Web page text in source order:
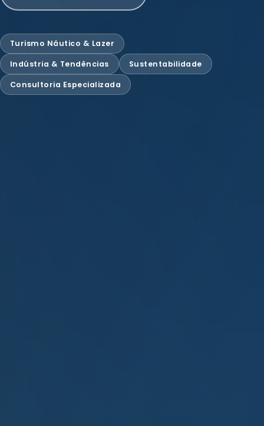
Turismo Náutico & Lazer
Indústria & Tendências Sustentabilidade
Consultoria Especializada